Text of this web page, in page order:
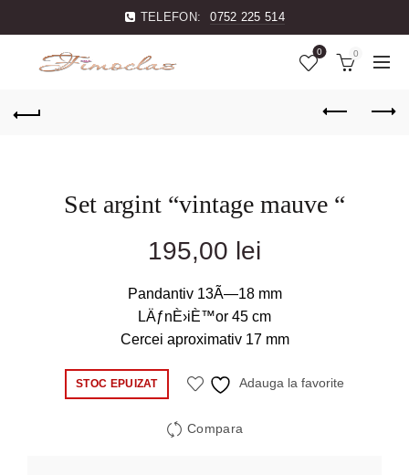
TELEFON: 0752 225 514
0 0
Set argint “vintage mauve “
195,00 lei
Pandantiv 13Ã—18 mm
LÄƒnÈ›iÈ™or 45 cm
Cercei aproximativ 17 mm
STOC EPUIZAT Adauga la favorite
Compara